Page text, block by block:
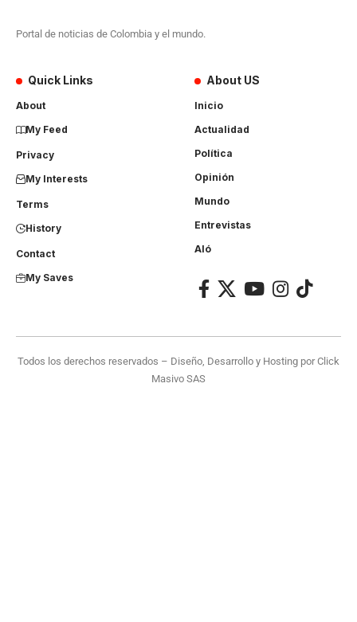
Portal de noticias de Colombia y el mundo.
Quick Links
About
My Feed
Privacy
My Interests
Terms
History
Contact
My Saves
About US
Inicio
Actualidad
Política
Opinión
Mundo
Entrevistas
Aló
Todos los derechos reservados – Diseño, Desarrollo y Hosting porClick
Masivo SAS